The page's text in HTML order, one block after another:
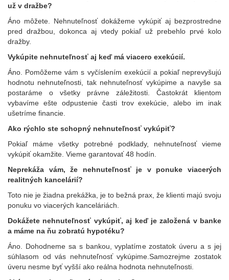
už v dražbe?
Áno môžete. Nehnuteľnosť dokážeme vykúpiť aj bezprostredne
pred dražbou, dokonca aj vtedy pokiaľ už prebehlo prvé kolo
dražby.
Vykúpite nehnuteľnosť aj keď má viacero exekúcií.
Áno. Pomôžeme vám s vyčíslením exekúcií a pokiaľ neprevyšujú
hodnotu nehnuteľnosti, tak nehnuteľnosť vykúpime a navyše sa
postaráme o všetky právne záležitosti. Častokrát klientom
vybavíme ešte odpustenie časti trov exekúcie, alebo im inak
ušetríme financie.
Ako rýchlo ste schopný nehnuteľnosť vykúpiť?
Pokiaľ máme všetky potrebné podklady, nehnuteľnosť vieme
vykúpiť okamžite. Vieme garantovať 48 hodín.
Neprekáža vám, že nehnuteľnosť je v ponuke viacerých
realitných kancelárií?
Toto nie je žiadna prekážka, je to bežná prax, že klienti majú svoju
ponuku vo viacerých kanceláriách.
Dokážete nehnuteľnosť vykúpiť, aj keď je založená v banke
a máme na ňu zobratú hypotéku?
Áno. Dohodneme sa s bankou, vyplatíme zostatok úveru a s jej
súhlasom od vás nehnuteľnosť vykúpime.Samozrejme zostatok
úveru nesme byť vyšší ako reálna hodnota nehnuteľnosti.